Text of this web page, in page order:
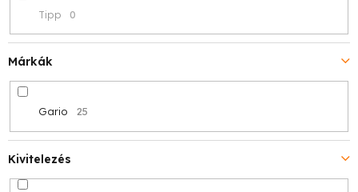
e
Tipp 0
Márkák
Gario 25
Kivitelezés